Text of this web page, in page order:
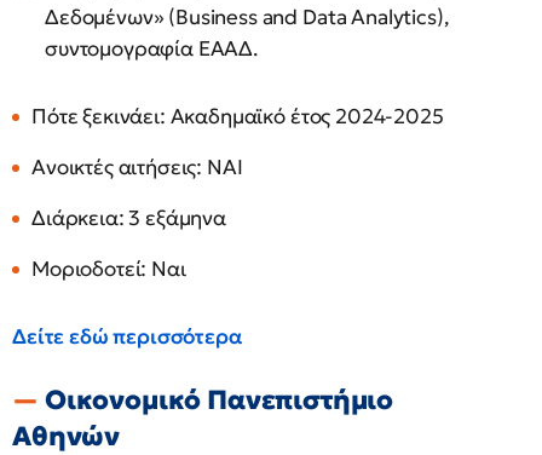
Δεδομένων» (Business and Data Analytics),
συντομογραφία ΕΑΑΔ.
Πότε ξεκινάει: Aκαδημαϊκό έτος 2024-2025
Ανοικτές αιτήσεις: NAI
Διάρκεια: 3 εξάμηνα
Μοριοδοτεί: Nαι
Δείτε εδώ περισσότερα
Οικονομικό Πανεπιστήμιο
Αθηνών